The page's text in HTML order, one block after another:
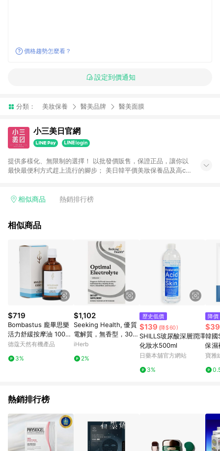
價格趨勢怎麼看？
設定到價通知
分類： 美妝保養 醫美品牌 醫美面膜
小三美日官網
提供多樣化、無限制的選擇！ 以批發價販售，保證正品，讓你以
最快最便利方式趕上流行的腳步； 美日韓平價美妝保養品及高cp
天前後發送 3.使用小三美日APP下單，將無法獲得點數回饋 4.
皆不計入點數回饋，依扣除前述所有折讓金額，得最終之金額贈
(折價券或全館滿額折)及50元美幣，實際回饋金額需扣除所有折
讓金額，得最終金額400元贈點。 例2：訂單總金額為500元，未
達免運門檻運費60元，使用60元折扣(折價券或全館滿額折)及60
元美幣，實際回饋金額需扣除運費及所有折讓金額，得最終金額
320元贈點。 例3：訂單總金額為199元，使用免運券折抵60元運
費，因未達原設定之免運門檻，故運費仍視為折讓金額，實際回
饋金額須扣除60元運費，得最終金額139元贈點。
相似商品 熱銷排行榜
相似商品
$719
Bombastus 龐畢思樂
活力舒緩按摩油 100ml
(BB082)
德蔻天然有機產品
3%
$1,102
Seeking Health, 優質
電解質，無香型，30
支，每支 0.201 盎司
iHerb
2%
歷史低價
$139 (降$60)
SHILLS玻尿酸深層潤澤
化妝水500ml
日藥本舖官方網站
3%
降價
$39
韓國
保濕
寶雅
熱銷排行榜